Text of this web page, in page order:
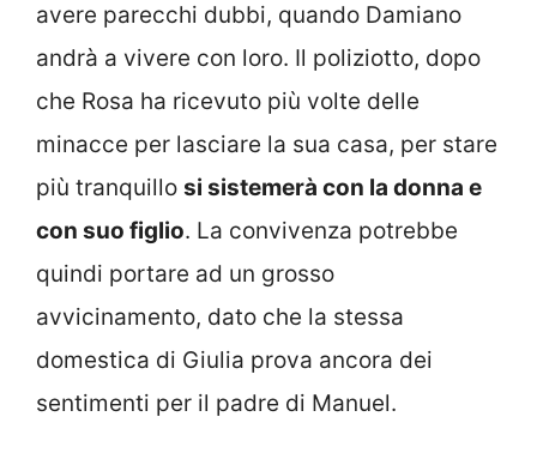
avere parecchi dubbi, quando Damiano
andrà a vivere con loro. Il poliziotto, dopo
che Rosa ha ricevuto più volte delle
minacce per lasciare la sua casa, per stare
più tranquillo si sistemerà con la donna e
con suo figlio. La convivenza potrebbe
quindi portare ad un grosso
avvicinamento, dato che la stessa
domestica di Giulia prova ancora dei
sentimenti per il padre di Manuel.